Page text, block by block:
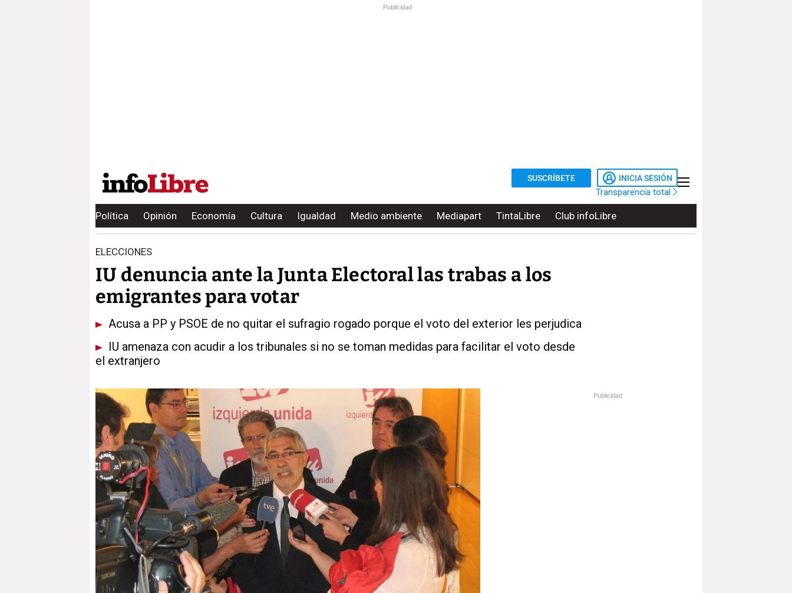
Publicidad
SUSCRÍBETE INICIA SESIÓN
Transparencia total
Política Opinión Economía Cultura Igualdad Medio ambiente Mediapart TintaLibre Club infoLibre
ELECCIONES
IU denuncia ante la Junta Electoral las trabas a los
emigrantes para votar
Acusa a PP y PSOE de no quitar el sufragio rogado porque el voto del exterior les perjudica
IU amenaza con acudir a los tribunales si no se toman medidas para facilitar el voto desde
el extranjero
Publicidad